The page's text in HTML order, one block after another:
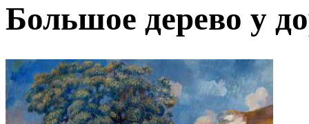
Большое дерево у